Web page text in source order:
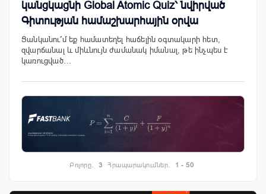
կանցկացնի Global Atomic Quiz՝ նվիրված
Գիտության համաշխարհային օրվա
Ցանկանու՞մ եք համատեղել հաճելին օգտակարի հետ,
զվարճանալ և միևնույն ժամանակ իմանալ, թե ինչպես է
կառուցված…
Բոլորը. 3 Հրապարակումներ. 1 - 50